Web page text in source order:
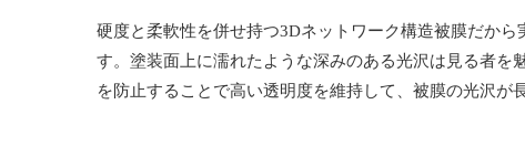
硬度と柔軟性を併せ持つ3Dネットワーク構造被膜だか
す。塗装面上に濡れたような深みのある光沢は見る者を
を防止することで高い透明度を維持して、被膜の光沢が